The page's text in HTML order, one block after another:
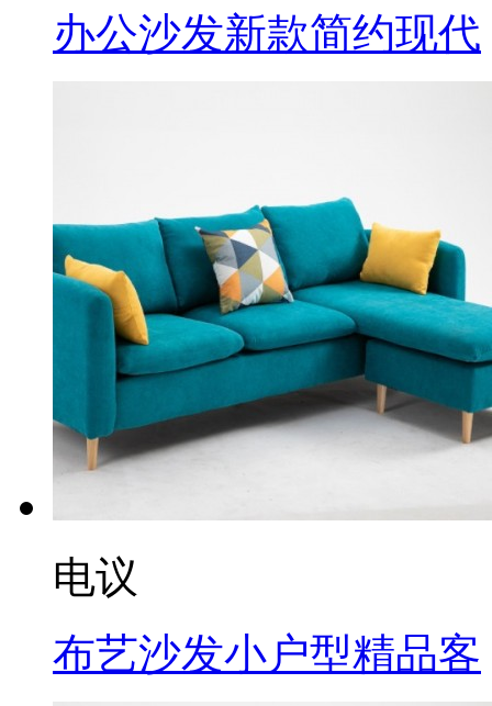
办公沙发新款简约现代
电议
布艺沙发小户型精品客